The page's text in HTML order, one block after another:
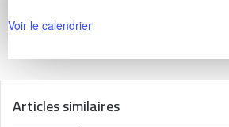
Voir le calendrier
Articles similaires